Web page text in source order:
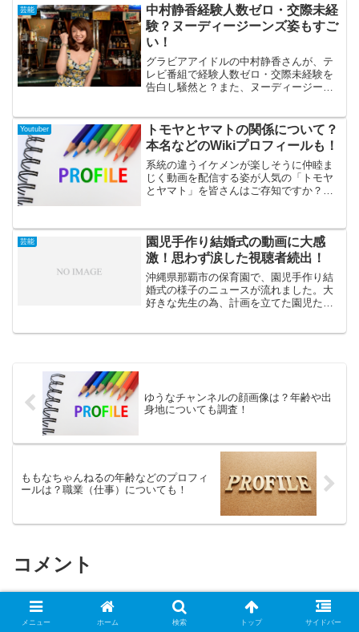
芸能
中村静香経験人数ゼロ・交際未経
験？ヌーディージーンズ姿もすご
い！
グラビアアイドルの中村静香さんが、テ
レビ番組で経験人数ゼロ・交際未経験を
告白し騒然と？また、ヌーディージーン
験についてや、ヌーディージーンズ姿な
どをチェックしてみました...
Youtuber
トモヤとヤマトの関係について？
本名などのWikiプロフィールも！
系統の違うイケメンが楽しそうに仲睦ま
じく動画を配信する姿が人気の「トモヤ
とヤマト」を皆さんはご存知ですか？そ
ルについて今回は調べてみましたので、
是非最後までご覧ください！
芸能
園児手作り結婚式の動画に大感
激！思わず涙した視聴者続出！
沖縄県那覇市の保育園で、園児手作り結
婚式の様子のニュースが流れました。大
好きな先生の為、計画を立てた園児たち
ゆうなチャンネルの顔画像は？年齢や出
身地についても調査！
ももなちゃんねるの年齢などのプロフィ
ールは？職業（仕事）についても！
コメント
コメントを書き込む
メニュー ホーム 検索 トップ サイドバー